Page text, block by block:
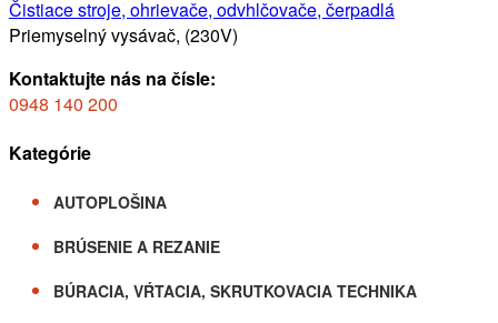
Čistiace stroje, ohrievače, odvhlčovače, čerpadlá
Priemyselný vysávač, (230V)
Kontaktujte nás na čísle:
0948 140 200
Kategórie
AUTOPLOŠINA
BRÚSENIE A REZANIE
BÚRACIA, VŔTACIA, SKRUTKOVACIA TECHNIKA